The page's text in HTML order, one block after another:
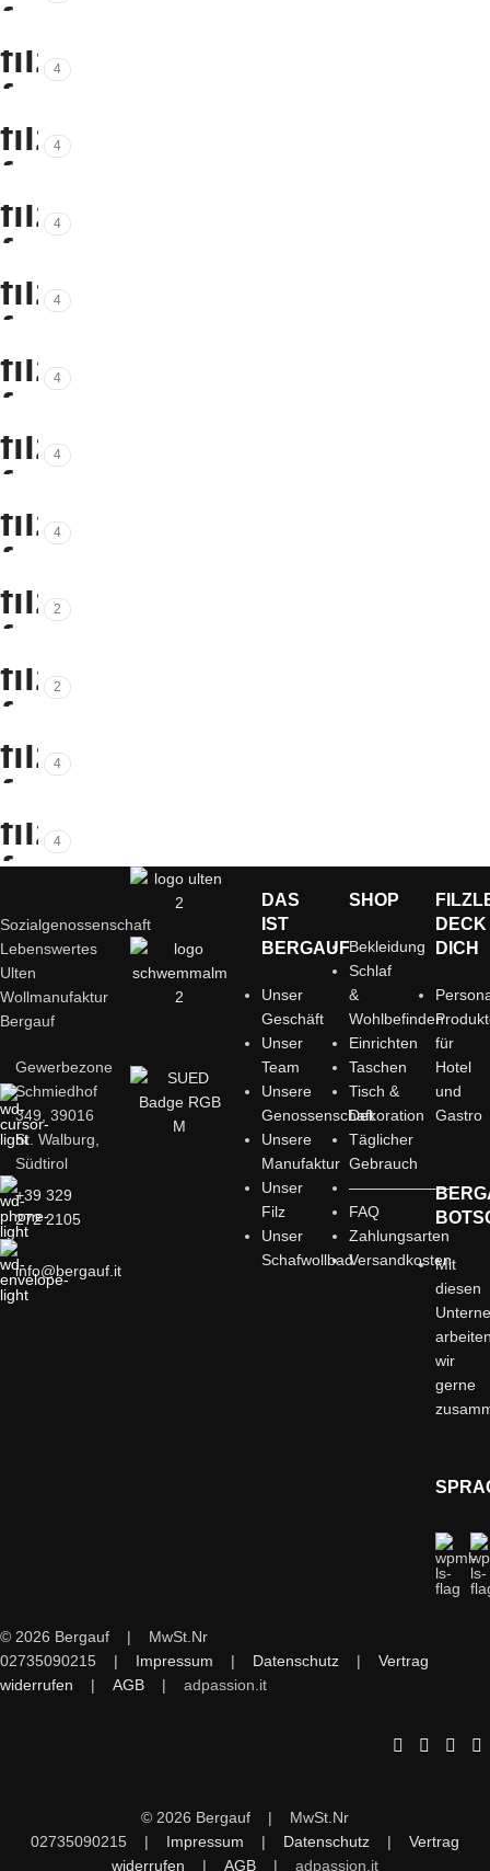
4
4
4
4
4
4
4
2
2
4
4
Sozialgenossenschaft
Lebenswertes
Ulten
Wollmanufaktur
Bergauf
Gewerbezone
Schmiedhof
349, 39016
St. Walburg,
Südtirol
+39 329
272 2105
info@bergauf.it
DAS
IST
BERGAUF
Unser
Geschäft
Unser
Team
Unsere
Genossenschaft
Unsere
Manufaktur
Unser
Filz
Unser
Schafwollbad
SHOP
Bekleidung
Schlaf
&
Wohlbefinden
Einrichten
Taschen
Tisch &
Dekoration
Täglicher
Gebrauch
——————–
FAQ
Zahlungsarten
Versandkosten
DECK
DICH
für
Hotel
und
Gastro
Mit
diesen
wir
gerne
© 2026 Bergauf | MwSt.Nr
02735090215 | Impressum | Datenschutz | Vertrag
widerrufen | AGB | adpassion.it
© 2026 Bergauf | MwSt.Nr
02735090215 | Impressum | Datenschutz | Vertrag
widerrufen | AGB | adpassion.it